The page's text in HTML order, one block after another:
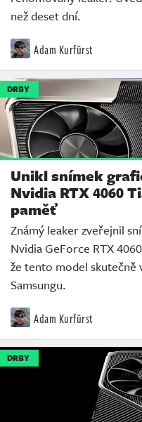
než deset dní.
Adam Kurfürst
DRBY
Unikl snímek
Nvidia RTX 4060
paměť
Známý leaker zveřejnil
Nvidia GeForce RTX
že tento model skutečně
Samsungu.
Adam Kurfürst
DRBY